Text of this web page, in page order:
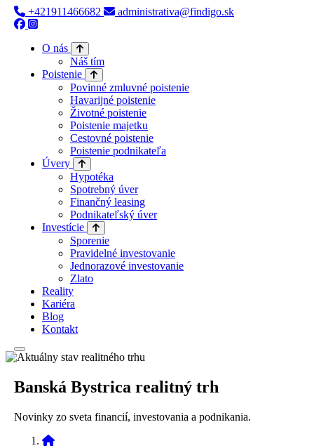
+421911466682 administrativa@findigo.sk
O nás
Náš tím
Poistenie
Povinné zmluvné poistenie
Havarijné poistenie
Životné poistenie
Poistenie majetku
Cestovné poistenie
Poistenie podnikateľa
Úvery
Hypotéka
Spotrebný úver
Finančný leasing
Podnikateľský úver
Investície
Sporenie
Pravidelné investovanie
Jednorazové investovanie
Zlato
Reality
Kariéra
Blog
Kontakt
Banská Bystrica realitný trh
Novinky zo sveta financií, investovania a podnikania.